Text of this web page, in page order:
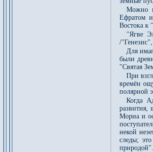
Можно
Ефратом
Востока к
"Ягве
/
Для
были
"Святая
При
времён
полярной
Когда
развития,
Мориа и
некой
следы;